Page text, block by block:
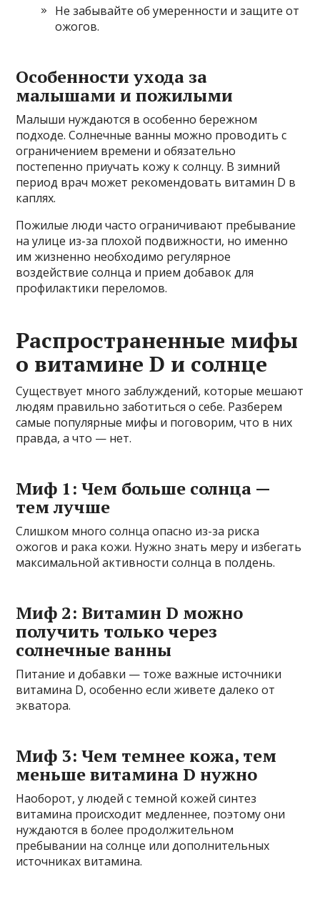
Не забывайте об умеренности и защите от
ожогов.
Особенности ухода за
малышами и пожилыми
Малыши нуждаются в особенно бережном
подходе. Солнечные ванны можно проводить с
ограничением времени и обязательно
постепенно приучать кожу к солнцу. В зимний
период врач может рекомендовать витамин D в
каплях.
Пожилые люди часто ограничивают пребывание
на улице из-за плохой подвижности, но именно
им жизненно необходимо регулярное
воздействие солнца и прием добавок для
профилактики переломов.
Распространенные мифы
о витамине D и солнце
Существует много заблуждений, которые мешают
людям правильно заботиться о себе. Разберем
самые популярные мифы и поговорим, что в них
правда, а что — нет.
Миф 1: Чем больше солнца —
тем лучше
Слишком много солнца опасно из-за риска
ожогов и рака кожи. Нужно знать меру и избегать
максимальной активности солнца в полдень.
Миф 2: Витамин D можно
получить только через
солнечные ванны
Питание и добавки — тоже важные источники
витамина D, особенно если живете далеко от
экватора.
Миф 3: Чем темнее кожа, тем
меньше витамина D нужно
Наоборот, у людей с темной кожей синтез
витамина происходит медленнее, поэтому они
нуждаются в более продолжительном
пребывании на солнце или дополнительных
источниках витамина.